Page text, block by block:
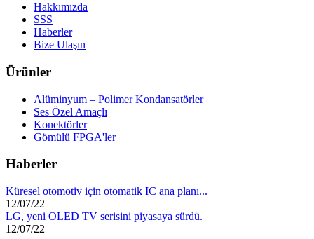
Hakkımızda
SSS
Haberler
Bize Ulaşın
Ürünler
Alüminyum – Polimer Kondansatörler
Ses Özel Amaçlı
Konektörler
Gömülü FPGA'ler
Haberler
Küresel otomotiv için otomatik IC ana planı...
12/07/22
LG, yeni OLED TV serisini piyasaya sürdü.
12/07/22